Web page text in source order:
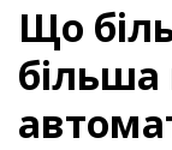
Що
більша